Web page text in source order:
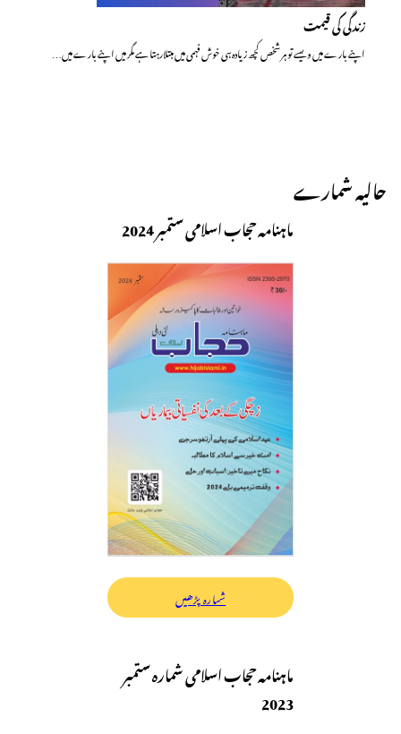
زندگی کی قیمت
اپنے بارے میں ویسے تو ہر شخص کچھ زیادہ ہی خوش فہمی میں مبتلارہتا ہے مگر میں اپنے بارے میں…
حالیہ شمارے
ماہنامہ حجاب اسلامی ستمبر 2024
شمارہ پڑھیں
ماہنامہ حجاب اسلامی شمارہ ستمبر
2023